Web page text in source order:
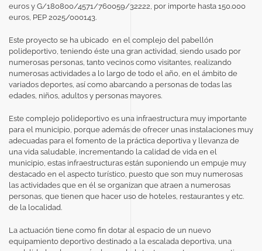
euros y G/180800/4571/760059/32222, por importe hasta 150.000
euros, PEP 2025/000143.
Este proyecto se ha ubicado en el complejo del pabellón
polideportivo, teniendo éste una gran actividad, siendo usado por
numerosas personas, tanto vecinos como visitantes, realizando
numerosas actividades a lo largo de todo el año, en el ámbito de
variados deportes, así como abarcando a personas de todas las
edades, niños, adultos y personas mayores.
Este complejo polideportivo es una infraestructura muy importante
para el municipio, porque además de ofrecer unas instalaciones muy
adecuadas para el fomento de la práctica deportiva y llevanza de
una vida saludable, incrementando la calidad de vida en el
municipio, estas infraestructuras están suponiendo un empuje muy
destacado en el aspecto turístico, puesto que son muy numerosas
las actividades que en él se organizan que atraen a numerosas
personas, que tienen que hacer uso de hoteles, restaurantes y etc.
de la localidad.
La actuación tiene como fin dotar al espacio de un nuevo
equipamiento deportivo destinado a la escalada deportiva, una